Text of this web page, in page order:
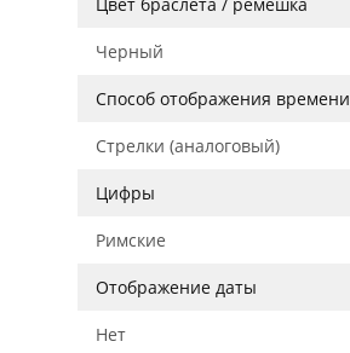
Черный
Способ отображения времени
Стрелки (аналоговый)
Цифры
Римские
Отображение даты
Нет